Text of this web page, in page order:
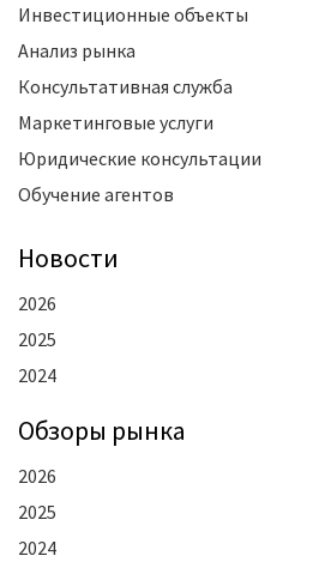
Инвестиционные объекты
Анализ рынка
Консультативная служба
Маркетинговые услуги
Юридические консультации
Обучение агентов
Новости
2026
2025
2024
Oбзоры рынка
2026
2025
2024